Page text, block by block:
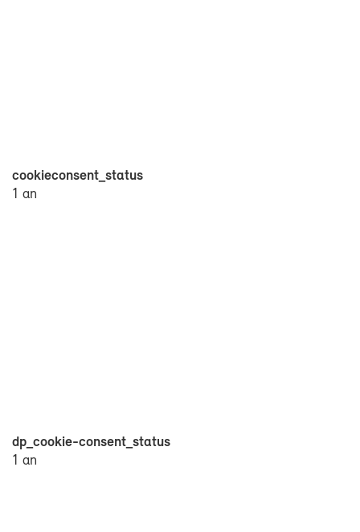
co­okie­consent_sta­tus
1 an
dp_cookie-​consent_sta­tus
1 an